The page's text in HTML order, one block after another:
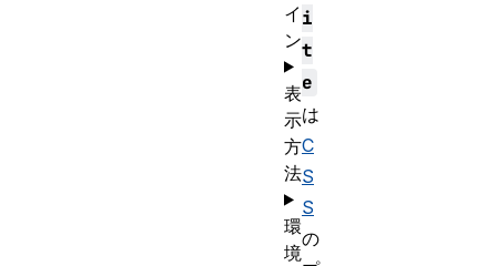
i
t
e
は
C
S
S
の
イ
ン
表
示
方
法
環
境